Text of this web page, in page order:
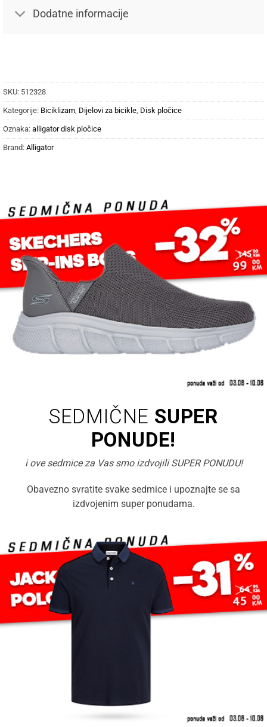
Dodatne informacije
SKU: 512328
Kategorije: Biciklizam Dijelovi za bicikle Disk pločice
Oznaka: alligator disk pločice
Brand: Alligator
SEDMIČNE SUPER
PONUDE!
i ove sedmice za Vas smo izdvojili SUPER PONUDU!
Obavezno svratite svake sedmice i upoznajte se sa
izdvojenim super ponudama.